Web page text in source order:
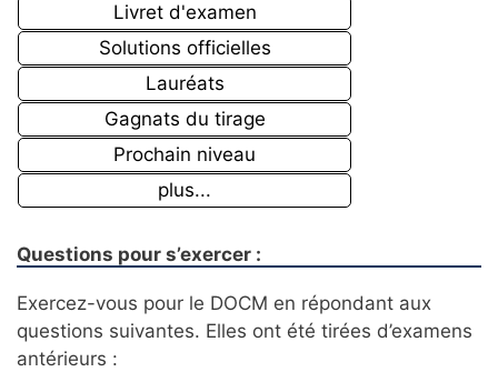
Livret d'examen
Solutions officielles
Lauréats
Gagnats du tirage
Prochain niveau
plus...
Questions pour s’exercer :
Exercez-vous pour le DOCM en répondant aux
questions suivantes. Elles ont été tirées d’examens
antérieurs :